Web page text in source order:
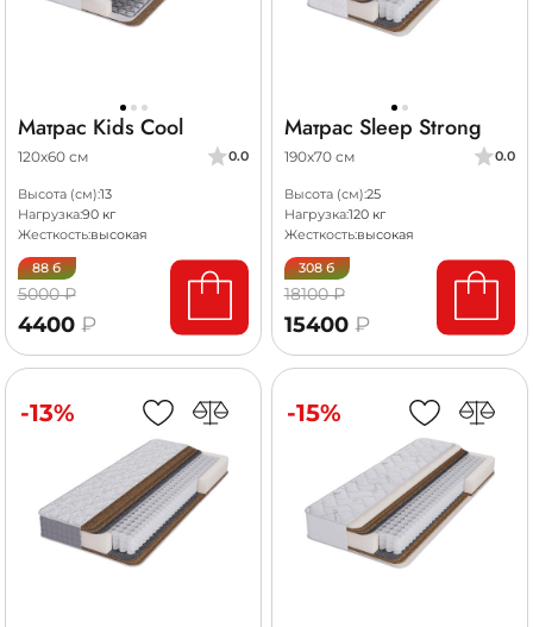
Матрас Kids Cool
120х60 см 0.0
Высота (см):13
Нагрузка:90 кг
Жесткость:высокая
88 б
5000 ₽
4400₽
Матрас Sleep Strong
190х70 см 0.0
Высота (см):25
Нагрузка:120 кг
Жесткость:высокая
308 б
18100 ₽
15400₽
-13% -15%